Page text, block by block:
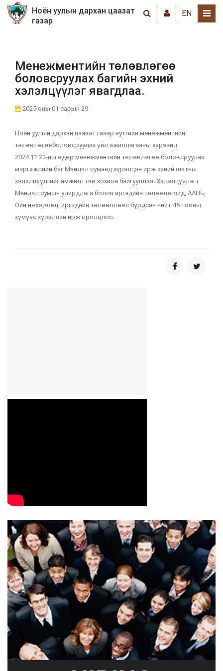
Ноён уулын дархан цаазат
газар
EN
Менежментийн төлөвлөгөө
боловсруулах багийн эхний
хэлэлцүүлэг явагдлаа.
2025 оны 01 сарын 29
Ноён уулын дархан цаазат газар нутгийн менежментийн
төлөвлөгөөболовсруулах үйл ажиллагааны хүрээнд
2024.11.23-ны өдөр менежментийн төлөвлөгөө боловсруулах
мэргэжлийн баг Мандал суманд хүрэлцэн ирж эхний шатны
хэлэлцүүлгийг амжилттай зохион байгууллаа. Хэлэлцүүлэгт
Мандал сумын удирдлага болон иргэдийн төлөөлөгчид, ААНБ,
Ойн нөхөрлөл, иргэдийн төлөөллөөс бүрдсэн нийт 45 тооны
хүмүүс хүрэлцэн ирж оролцлоо.